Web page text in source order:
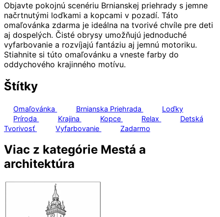
Objavte pokojnú scenériu Brnianskej priehrady s jemne
načrtnutými loďkami a kopcami v pozadí. Táto
omaľovánka zdarma je ideálna na tvorivé chvíle pre deti
aj dospelých. Čisté obrysy umožňujú jednoduché
vyfarbovanie a rozvíjajú fantáziu aj jemnú motoriku.
Stiahnite si túto omaľovánku a vneste farby do
oddychového krajinného motívu.
Štítky
Omaľovánka Brnianska Priehrada
Loďky
Príroda
Krajina Kopce Relax
Detská
Tvorivosť
Vyfarbovanie Zadarmo
Viac z kategórie Mestá a
architektúra